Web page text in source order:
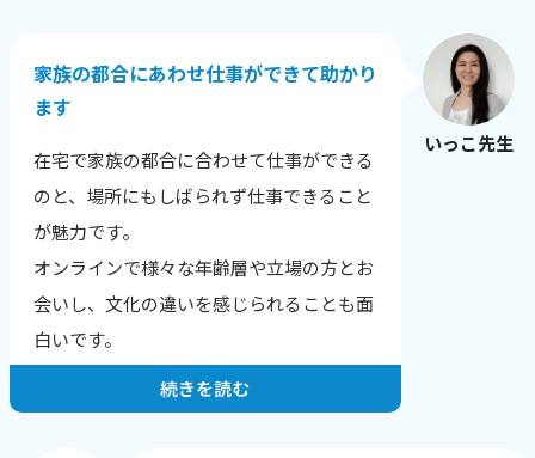
「発音が上達し英語が聞きやすくなった
と、他の英会話スクールでほめられまし
た！」
「長文読解の秘伝ルールを伝授いただいた
「全く文章の組み立てが苦手だったのです
が、自分でもちゃんと文章を作れるように
いっこ先生
家族の都合にあわせ仕事ができて助かり
ます
在宅で家族の都合に合わせて仕事ができる
のと、場所にもしばられず仕事できること
が魅力です。
オンラインで様々な年齢層や立場の方とお
会いし、文化の違いを感じられることも面
白いです。
お一人・お一人の希望や目標にあったレッ
続きを読む